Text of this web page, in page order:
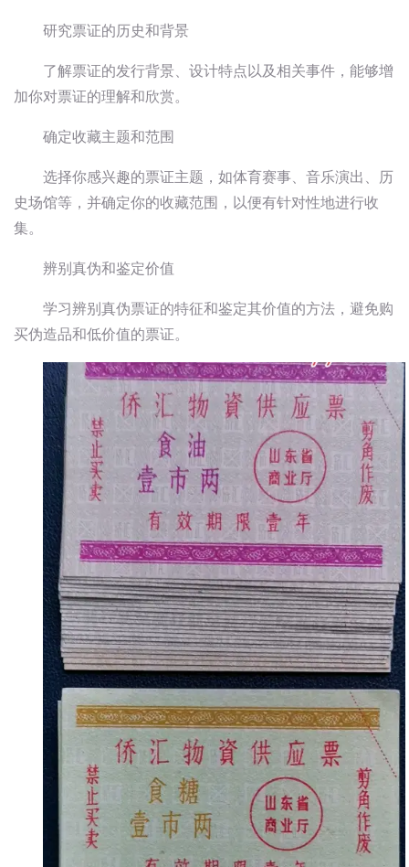
研究票证的历史和背景
了解票证的发行背景、设计特点以及相关事件，能够增
加你对票证的理解和欣赏。
确定收藏主题和范围
选择你感兴趣的票证主题，如体育赛事、音乐演出、历
史场馆等，并确定你的收藏范围，以便有针对性地进行收
集。
辨别真伪和鉴定价值
学习辨别真伪票证的特征和鉴定其价值的方法，避免购
买伪造品和低价值的票证。